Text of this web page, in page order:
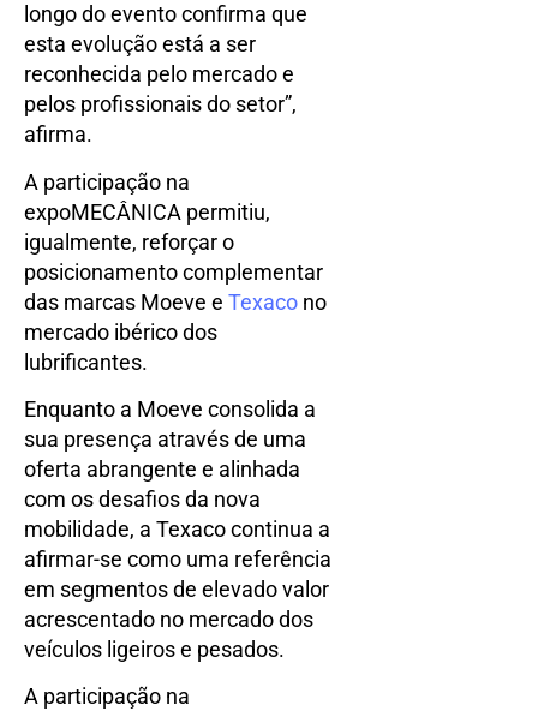
longo do evento confirma que
esta evolução está a ser
reconhecida pelo mercado e
pelos profissionais do setor”,
afirma.
A participação na
expoMECÂNICA permitiu,
igualmente, reforçar o
posicionamento complementar
das marcas Moeve e Texaco no
mercado ibérico dos
lubrificantes.
Enquanto a Moeve consolida a
sua presença através de uma
oferta abrangente e alinhada
com os desafios da nova
mobilidade, a Texaco continua a
afirmar-se como uma referência
em segmentos de elevado valor
acrescentado no mercado dos
veículos ligeiros e pesados.
A participação na